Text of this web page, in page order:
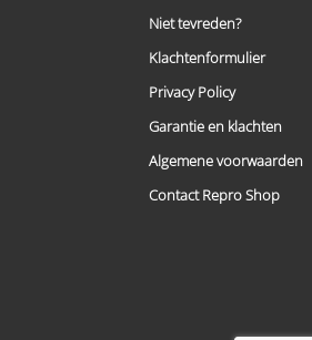
Niet tevreden?
Klachtenformulier
Privacy Policy
Garantie en klachten
Algemene voorwaarden
Contact Repro Shop